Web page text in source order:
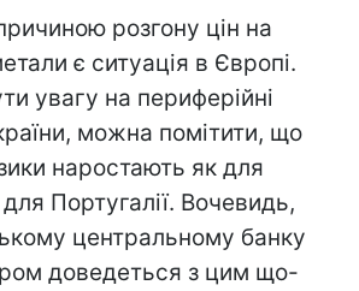
розгону цін на
є ситуація в Європі.
увагу на периферійні
можна помітити, що
наростають як для
для Португалії. Вочевидь,
центральному банку
доведеться з цим що-